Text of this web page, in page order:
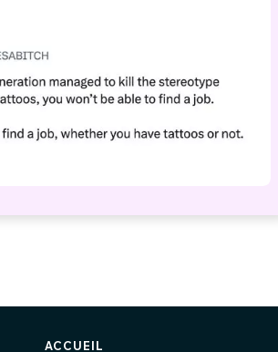
ACCUEIL